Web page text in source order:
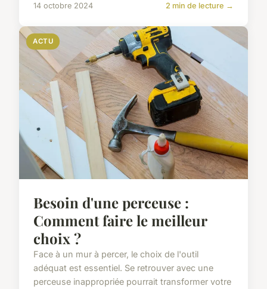
14 octobre 2024 2 min de lecture →
ACTU
Besoin d'une perceuse :
Comment faire le meilleur
choix ?
Face à un mur à percer, le choix de l'outil
adéquat est essentiel. Se retrouver avec une
perceuse inappropriée pourrait transformer votre